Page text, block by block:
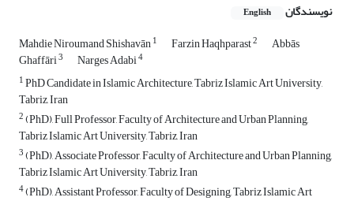
نویسندگان English
Mahdie Niroumand Shishavān1 Farzin Haqhparast2 Abbās
Ghaffāri3 Narges Adabi4
1PhD Candidate in Islamic Architecture, Tabriz Islamic Art University,
Tabriz, Iran
2(PhD), Full Professor, Faculty of Architecture and Urban Planning,
Tabriz Islamic Art University, Tabriz, Iran
3(PhD), Associate Professor, Faculty of Architecture and Urban Planning,
Tabriz Islamic Art University, Tabriz, Iran
4(PhD), Assistant Professor, Faculty of Designing, Tabriz Islamic Art